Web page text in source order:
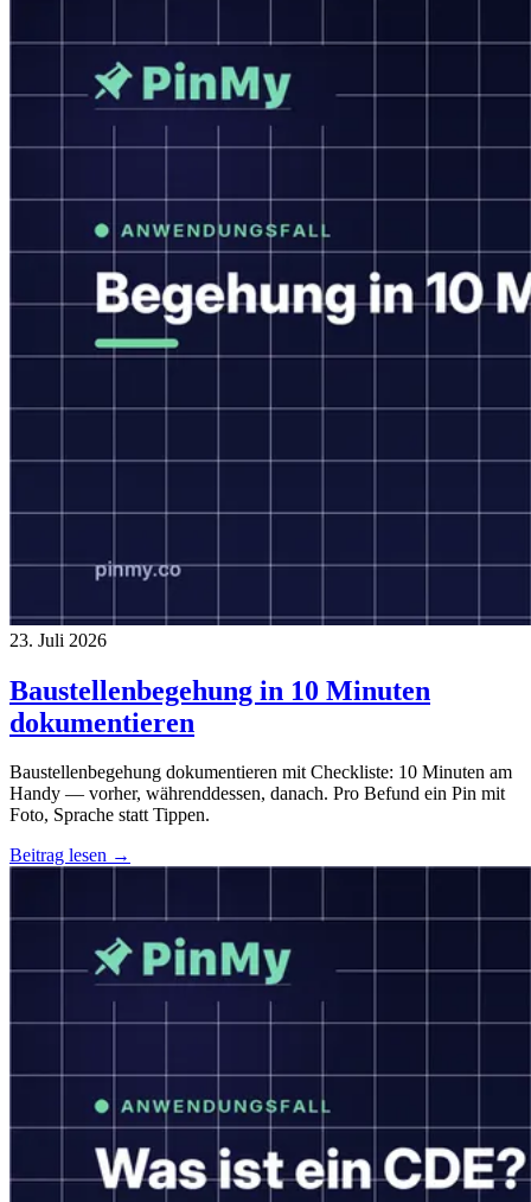
23. Juli 2026
Baustellenbegehung in 10 Minuten
dokumentieren
Baustellenbegehung dokumentieren mit Checkliste: 10 Minuten am
Handy — vorher, währenddessen, danach. Pro Befund ein Pin mit
Foto, Sprache statt Tippen.
Beitrag lesen →